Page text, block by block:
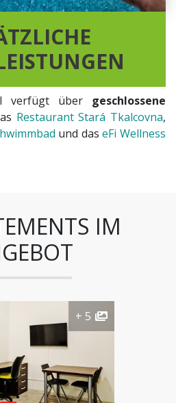
verfügt über geschlossene
Restaurant Stará Tkalcovna,
und daseFi Wellness
IM
+ 5